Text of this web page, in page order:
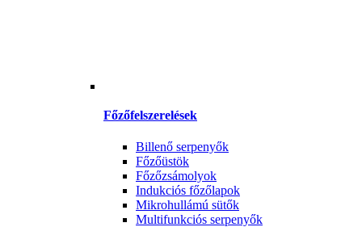
Főzőfelszerelések
Billenő serpenyők
Főzőüstök
Főzőzsámolyok
Indukciós főzőlapok
Mikrohullámú sütők
Multifunkciós serpenyők